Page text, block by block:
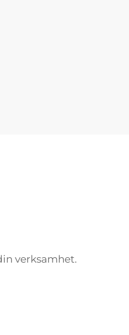
verksamhet.